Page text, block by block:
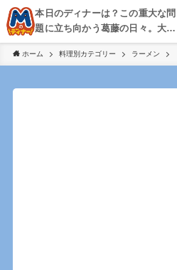
本日のディナーは？この重大な問
題に立ち向かう葛藤の日々。大
阪・京都・神戸を中心とした食べ
歩き、飲み歩きを綴る。
ホーム 料理別カテゴリー ラーメン